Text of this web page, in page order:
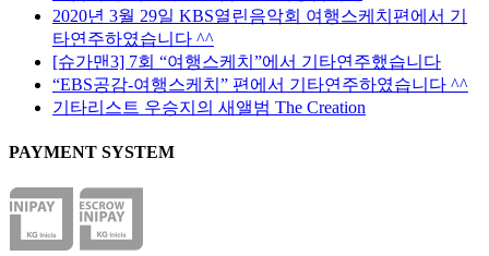
수
있
습
니
다
에
서
옵
션
을
택
2020년 3월 29일 KBS열린음악회 여행스케치편에서 기
타연주하였습니다 ^^
[슈가맨3] 7회 “여행스케치”에서 기타연주했습니다
“EBS공감-여행스케치” 편에서 기타연주하였습니다 ^^
기타리스트 우승지의 새앨범 The Creation
PAYMENT SYSTEM